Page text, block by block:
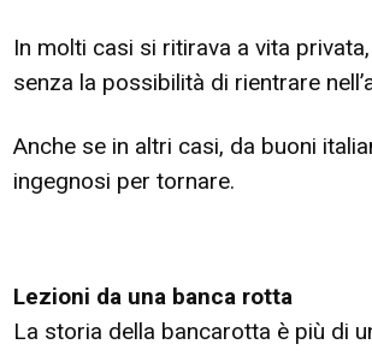
In molti casi si ritirava a vita
senza la possibilità di rientrare
Anche se in altri casi, da buoni
ingegnosi per tornare.
Lezioni da una banca rotta
La storia della bancarotta è più di